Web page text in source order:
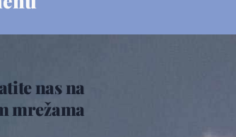
nas na
mrežama